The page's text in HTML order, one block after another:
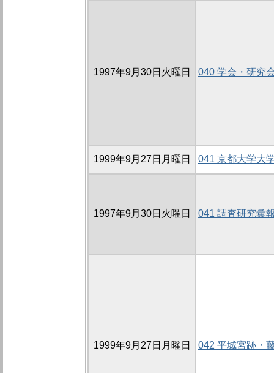
1997年9月30日火曜日 040 学会・研究
1999年9月27日月曜日 041 京都大学大
1997年9月30日火曜日 041 調査研究彙
1999年9月27日月曜日 042 平城宮跡・